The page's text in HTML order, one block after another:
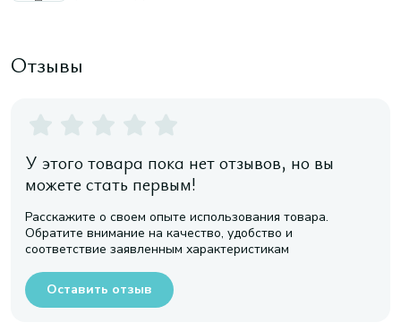
Отзывы
У этого товара пока нет отзывов, но вы
можете стать первым!
Расскажите о своем опыте использования товара.
Обратите внимание на качество, удобство и
соответствие заявленным характеристикам
Оставить отзыв